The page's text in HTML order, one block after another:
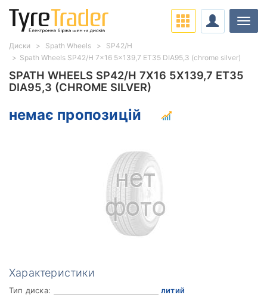
SPATH WHEELS SP42/H 7X16 5X139,7 ET35
DIA95,3 (CHROME SILVER)
немає пропозицій
Характеристики
Тип диска:
литий
Диски Spath Wheels
SP42/H
Spath Wheels SP42/H 7x16 5x139,7 ET35 DIA95,3 (chrome silver)